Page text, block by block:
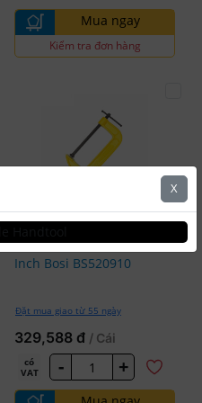
Mua ngay
Kiểm tra đơn hàng
5.0 Bosi
#BSI-BS520910Cảo Chữ G 10
Inch Bosi BS520910
Đặt mua giao từ 55 ngày
329,588 đ / Cái
có
VAT
- +
X